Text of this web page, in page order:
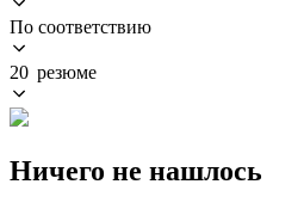
По соответствию
20 резюме
Ничего не нашлось